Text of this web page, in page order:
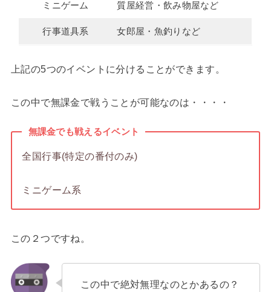
ミニゲーム 質屋経営・飲み物屋など
行事道具系 女郎屋・魚釣りなど
上記の5つのイベントに分けることができます。
この中で無課金で戦うことが可能なのは・・・・
無課金でも戦えるイベント
全国行事(特定の番付のみ)
ミニゲーム系
この２つですね。
この中で絶対無理なのとかあるの？